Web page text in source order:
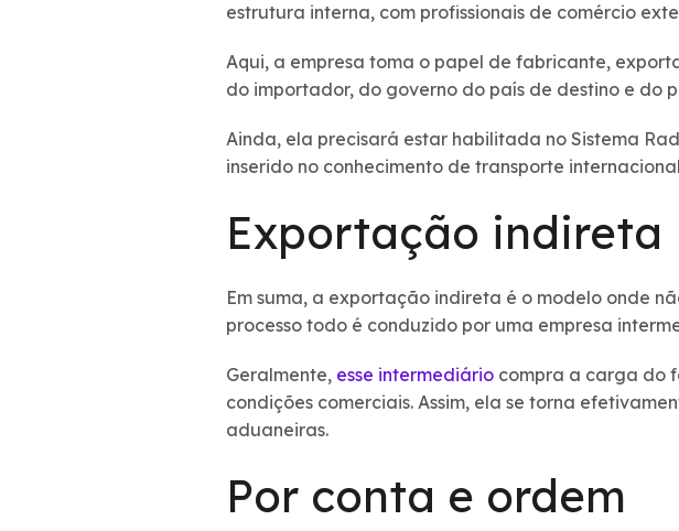
estrutura interna, com profissionais de comércio
Aqui, a empresa toma o papel de fabricante,
do importador, do governo do país de destino e do
Ainda, ela precisará estar habilitada no Sistema
inserido no conhecimento de transporte
Exportação indireta
Em suma, a exportação indireta é o modelo onde
processo todo é conduzido por uma empresa
Geralmente, esse intermediáriocompra a carga do
condições comerciais. Assim, ela se torna
aduaneiras.
Por conta e ordem